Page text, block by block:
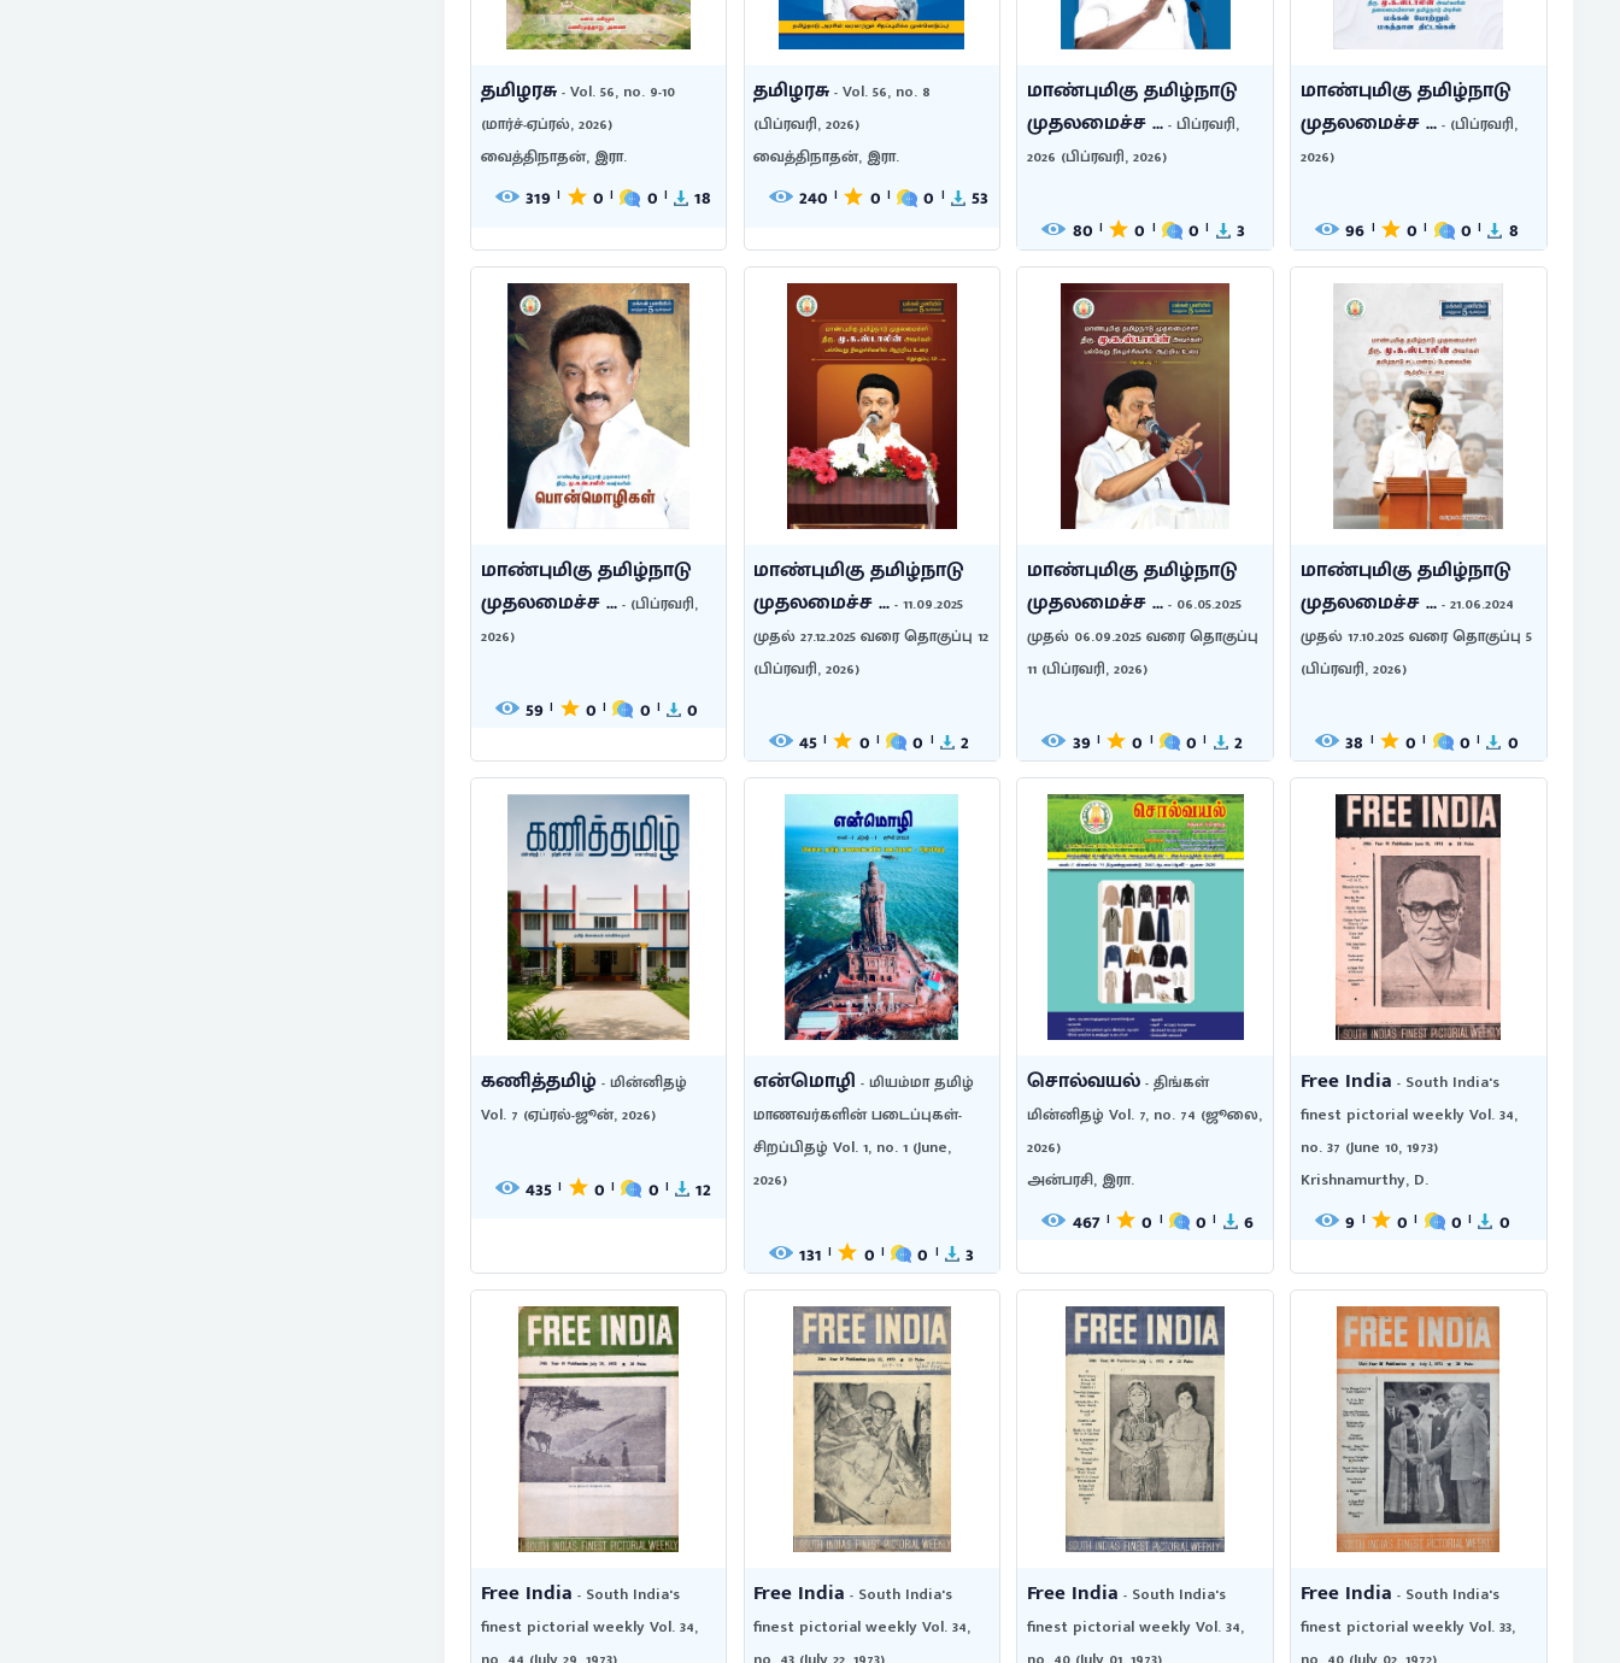
தமிழரசு- Vol. 56, no. 9-10
(மார்ச்-ஏப்ரல், 2026)
வைத்திநாதன், இரா.
319 | 0 | 0 | 18
தமிழரசு- Vol. 56, no. 8
(பிப்ரவரி, 2026)
வைத்திநாதன், இரா.
240 | 0 | 0 | 53
மாண்புமிகு தமிழ்நாடு
முதலமைச்ச ...- பிப்ரவரி,
2026 (பிப்ரவரி, 2026)
80 | 0 | 0 | 3
மாண்புமிகு தமிழ்நாடு
முதலமைச்ச ...- (பிப்ரவரி,
2026)
96 | 0 | 0 | 8
மாண்புமிகு தமிழ்நாடு
முதலமைச்ச ...- (பிப்ரவரி,
2026)
59 | 0 | 0 | 0
மாண்புமிகு தமிழ்நாடு
முதலமைச்ச ...- 11.09.2025
முதல் 27.12.2025 வரை தொகுப்பு 12
(பிப்ரவரி, 2026)
45 | 0 | 0 | 2
மாண்புமிகு தமிழ்நாடு
முதலமைச்ச ...- 06.05.2025
முதல் 06.09.2025 வரை தொகுப்பு
11 (பிப்ரவரி, 2026)
39 | 0 | 0 | 2
மாண்புமிகு தமிழ்நாடு
முதலமைச்ச ...- 21.06.2024
முதல் 17.10.2025 வரை தொகுப்பு 5
(பிப்ரவரி, 2026)
38 | 0 | 0 | 0
கணித்தமிழ்- மின்னிதழ்
Vol. 7 (ஏப்ரல்-ஜூன், 2026)
435 | 0 | 0 | 12
என்மொழி - மியம்மா தமிழ்
மாணவர்களின் படைப்புகள்-
சிறப்பிதழ் Vol. 1, no. 1 (June,
2026)
131 | 0 | 0 | 3
சொல்வயல்- திங்கள்
மின்னிதழ் Vol. 7, no. 74 (ஜூலை,
2026)
அன்பரசி, இரா.
467 | 0 | 0 | 6
Free India - South India's
finest pictorial weekly Vol. 34,
no. 37 (June 10, 1973)
Krishnamurthy, D.
9 | 0 | 0 | 0
Free India - South India's
finest pictorial weekly Vol. 34,
Free India - South India's
finest pictorial weekly Vol. 34,
Free India - South India's
finest pictorial weekly Vol. 34,
Free India - South India's
finest pictorial weekly Vol. 33,